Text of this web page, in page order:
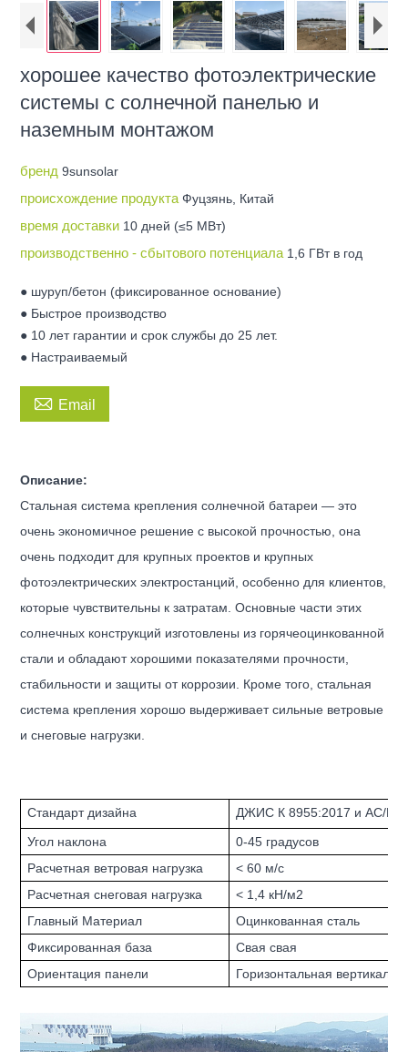
хорошее качество фотоэлектрические
системы с солнечной панелью и
наземным монтажом
бренд9sunsolar
происхождение продуктаФуцзянь, Китай
время доставки 10 дней (≤5 МВт)
производственно - сбытового потенциала 1,6 ГВт в год
● шуруп/бетон (фиксированное основание)
● Быстрое производство
● 10 лет гарантии и срок службы до 25 лет.
● Настраиваемый
 Email
Описание:
Стальная система крепления солнечной батареи — это
очень экономичное решение с высокой прочностью, она
очень подходит для крупных проектов и крупных
фотоэлектрических электростанций, особенно для клиентов,
которые чувствительны к затратам. Основные части этих
солнечных конструкций изготовлены из горячеоцинкованной
стали и обладают хорошими показателями прочности,
стабильности и защиты от коррозии. Кроме того, стальная
система крепления хорошо выдерживает сильные ветровые
и снеговые нагрузки.
Стандарт дизайна
ДЖИС К 8955:2017 и АС/
Угол наклона
0-45 градусов
Расчетная ветровая нагрузка
< 60 м/с
Расчетная снеговая нагрузка
< 1,4 кН/м2
Главный Материал
Оцинкованная сталь
Фиксированная база
Свая свая
Ориентация панели
Горизонтальная